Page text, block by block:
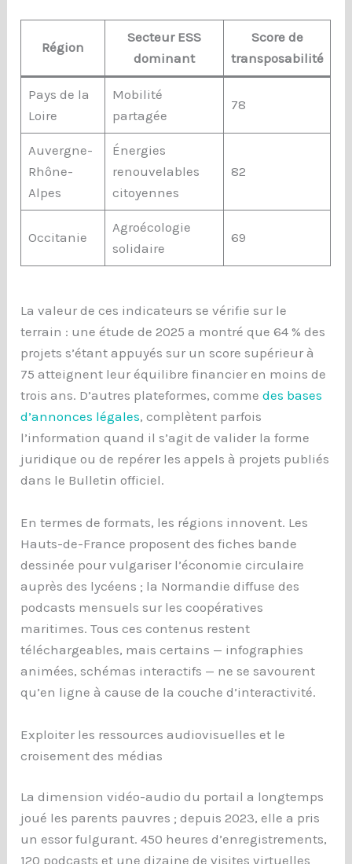
Région
Secteur ESS
dominant
Score de
transposabilité
Pays de la
Loire
Mobilité
partagée
78
Auvergne-
Rhône-
Alpes
Énergies
renouvelables
citoyennes
82
Occitanie
Agroécologie
solidaire
69
La valeur de ces indicateurs se vérifie sur le
terrain : une étude de 2025 a montré que 64 % des
projets s’étant appuyés sur un score supérieur à
75 atteignent leur équilibre financier en moins de
trois ans. D’autres plateformes, commedes bases
d’annonces légales, complètent parfois
l’information quand il s’agit de valider la forme
juridique ou de repérer les appels à projets publiés
dans le Bulletin officiel.
En termes de formats, les régions innovent. Les
Hauts-de-France proposent des fiches bande
dessinée pour vulgariser l’économie circulaire
auprès des lycéens ; la Normandie diffuse des
podcasts mensuels sur les coopératives
maritimes. Tous ces contenus restent
téléchargeables, mais certains — infographies
animées, schémas interactifs — ne se savourent
qu’en ligne à cause de la couche d’interactivité.
Exploiter les ressources audiovisuelles et le
croisement des médias
La dimension vidéo-audio du portail a longtemps
joué les parents pauvres ; depuis 2023, elle a pris
un essor fulgurant. 450 heures d’enregistrements,
120 podcasts et une dizaine de visites virtuelles